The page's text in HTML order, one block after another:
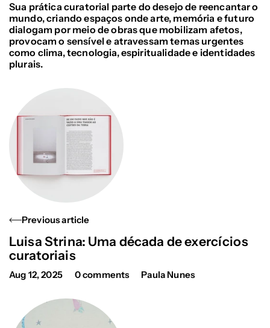
Sua prática curatorial parte do desejo de reencantar o
mundo, criando espaços onde arte, memória e futuro
dialogam por meio de obras que mobilizam afetos,
provocam o sensível e atravessam temas urgentes
como clima, tecnologia, espiritualidade e identidades
plurais.
Previous article
Luisa Strina: Uma década de exercícios
curatoriais
Aug 12, 2025 0 comments Paula Nunes